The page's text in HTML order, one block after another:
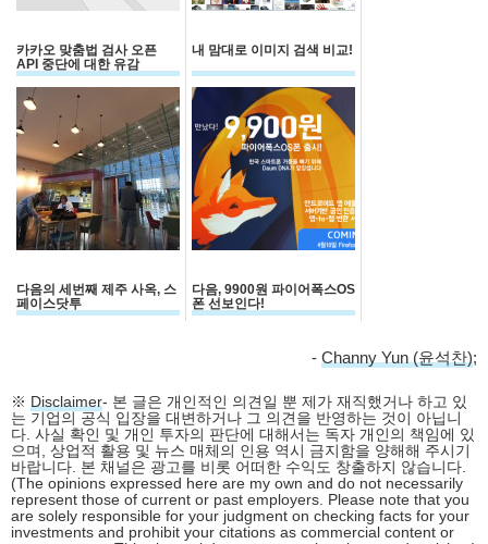
카카오 맞춤법 검사 오픈
API 중단에 대한 유감
내 맘대로 이미지 검색 비교!
다음의 세번째 제주 사옥, 스
페이스닷투
다음, 9900원 파이어폭스OS
폰 선보인다!
- Channy Yun (윤석찬);
※ Disclaimer- 본 글은 개인적인 의견일 뿐 제가 재직했거나 하고 있
는 기업의 공식 입장을 대변하거나 그 의견을 반영하는 것이 아닙니
다. 사실 확인 및 개인 투자의 판단에 대해서는 독자 개인의 책임에 있
으며, 상업적 활용 및 뉴스 매체의 인용 역시 금지함을 양해해 주시기
바랍니다. 본 채널은 광고를 비롯 어떠한 수익도 창출하지 않습니다.
(The opinions expressed here are my own and do not necessarily
represent those of current or past employers. Please note that you
are solely responsible for your judgment on checking facts for your
investments and prohibit your citations as commercial content or